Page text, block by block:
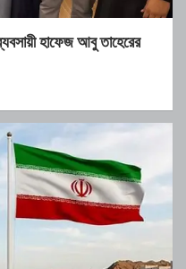
হাফেজ আবু তাহেরের